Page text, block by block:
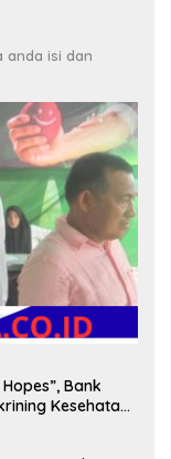
anda isi dan
Bank
Kesehatan